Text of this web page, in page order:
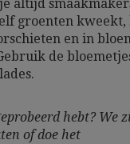
altijd
groenten kweekt,
en in
de
hebt? We
of doe het